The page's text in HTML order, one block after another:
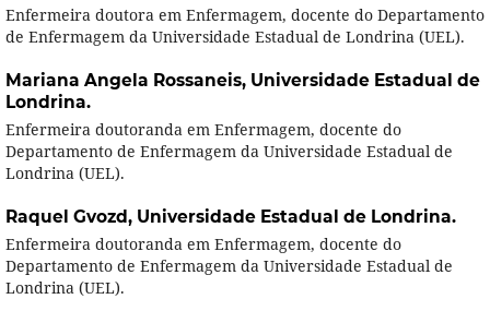
Enfermeira doutora em Enfermagem, docente do Departamento
de Enfermagem da Universidade Estadual de Londrina (UEL).
Mariana Angela Rossaneis, Universidade Estadual de
Londrina.
Enfermeira doutoranda em Enfermagem, docente do
Departamento de Enfermagem da Universidade Estadual de
Londrina (UEL).
Raquel Gvozd, Universidade Estadual de Londrina.
Enfermeira doutoranda em Enfermagem, docente do
Departamento de Enfermagem da Universidade Estadual de
Londrina (UEL).